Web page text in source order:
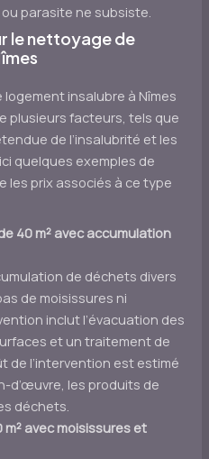
parasite ne subsiste.
le nettoyage de
insalubre à Nîmes
plusieurs facteurs, tels que
de l’insalubrité et les
quelques exemples de
les prix associés à ce type
40 m² avec accumulation
de déchets divers
de moisissures ni
inclut l’évacuation des
et un traitement de
de l’intervention est estimé
d’œuvre, les produits de
déchets.
avec moisissures et